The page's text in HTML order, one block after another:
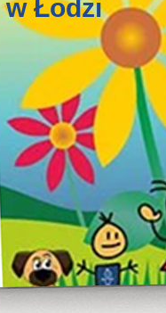
w Łodzi